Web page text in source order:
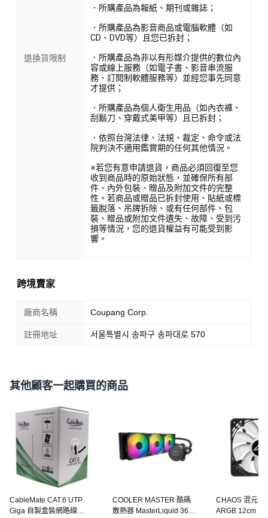
退換貨限制
．所購產品為報紙、期刊或雜誌；
．所購產品為影音商品或電腦軟體（如
CD、DVD等）且您已拆封；
．所購產品為非以有形媒介提供的數位內
容或線上服務（如電子書、影音串流服
務、訂閱制軟體服務等）並經您事先同意
才提供；
．所購產品為個人衛生用品（如內衣褲、
刮鬍刀、穿戴式美甲等）且已拆封；
．依照台灣法律、法規、裁定、命令或法
院判決不適用鑑賞期的任何其他情況。
※若您有意申請退貨，商品必須回復至您
收到商品時的原始狀態，並確保所有部
件、內外包裝、贈品及附加文件的完整
性。若商品或贈品已拆封使用、貼紙或標
籤脫落、吊牌拆除、或有任何部件、包
裝、贈品或附加文件遺失、故障、受到污
損等情況，您的退貨權益有可能受到影
響。
跨境賣家
廠商名稱 Coupang Corp.
註冊地址 서울특별시 송파구 송파대로 570
其他顧客一起購買的商品
CableMate CAT.6 UTP
Giga 自製盒裝網路線
COOLER MASTER 酷碼
散熱器 MasterLiquid 360L
CHAOS 混元 -
ARGB 12cm 電